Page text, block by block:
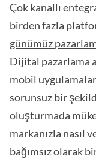
Çok kanallı
birden fazla
günümüz
Dijital pazarlama
mobil
sorunsuz bir
oluşturmada
markanızla nasıl
bağımsız olarak